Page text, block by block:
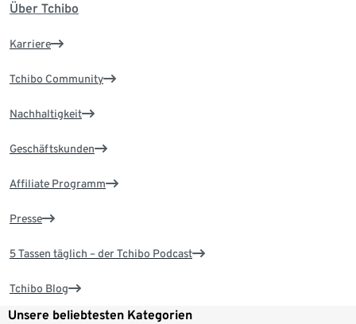
Über Tchibo
Karriere
Tchibo Community
Nachhaltigkeit
Geschäftskunden
Affiliate Programm
Presse
5 Tassen täglich – der Tchibo Podcast
Tchibo Blog
Unsere beliebtesten Kategorien